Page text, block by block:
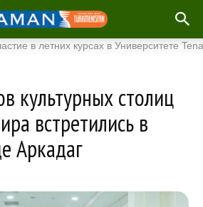
курсах в Университете Tenaga
культурных столиц
встретились в
Аркадаг